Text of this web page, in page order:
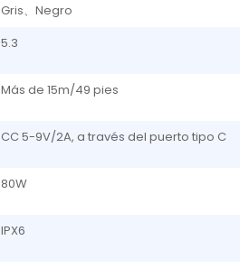
Gris、Negro
5.3
Más de 15m/49 pies
CC 5-9V/2A, a través del puerto tipo C
80W
IPX6